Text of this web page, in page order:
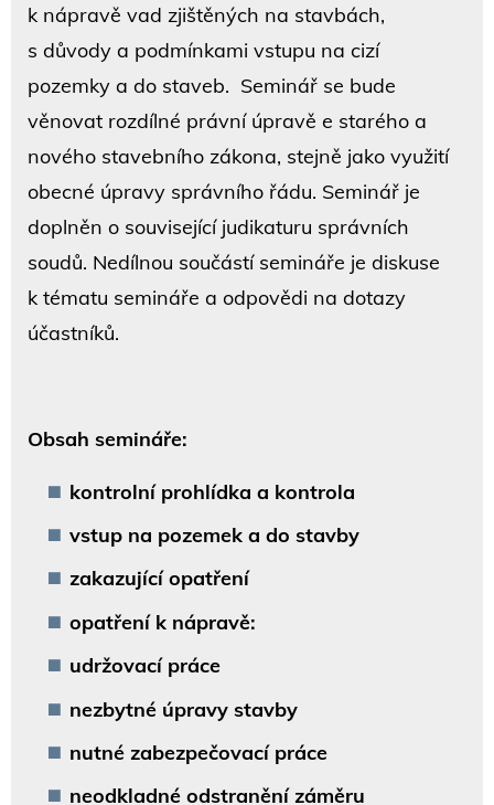
k nápravě vad zjištěných na stavbách,
s důvody a podmínkami vstupu na cizí
pozemky a do staveb. Seminář se bude
věnovat rozdílné právní úpravě e starého a
nového stavebního zákona, stejně jako využití
obecné úpravy správního řádu. Seminář je
doplněn o související judikaturu správních
soudů. Nedílnou součástí semináře je diskuse
k tématu semináře a odpovědi na dotazy
účastníků.
Obsah semináře:
kontrolní prohlídka a kontrola
vstup na pozemek a do stavby
zakazující opatření
opatření k nápravě:
udržovací práce
nezbytné úpravy stavby
nutné zabezpečovací práce
neodkladné odstranění záměru